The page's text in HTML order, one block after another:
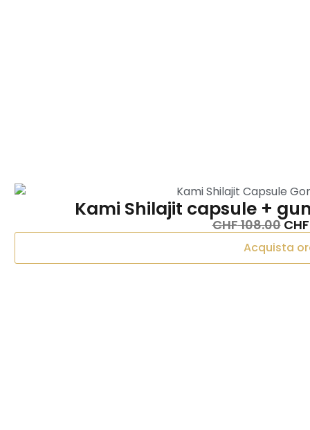
Kami Shilajit capsule +
CHF108.00CHF
Acquista